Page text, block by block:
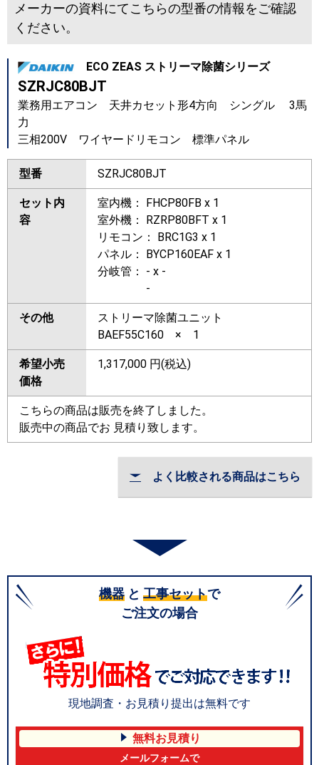
メーカーの資料にてこちらの型番の情報をご確認
ください。
ECO ZEAS ストリーマ除菌シリーズ
SZRJC80BJT
業務用エアコン 天井カセット形4方向 シングル 3馬
力
三相200V ワイヤードリモコン 標準パネル
型番 SZRJC80BJT
セット内
容
室内機： FHCP80FB x 1
室外機： RZRP80BFT x 1
リモコン： BRC1G3 x 1
パネル： BYCP160EAF x 1
分岐管： - x -
-
その他
ストリーマ除菌ユニット
BAEF55C160 × 1
希望小売
価格
1,317,000 円(税込)
こちらの商品は販売を終了しました。
販売中の商品でお 見積り致します。
よく比較される商品はこちら
機器 と 工事セットで
ご注文の場合
現地調査・お見積り提出は無料です
無料お見積り
メールフォームで